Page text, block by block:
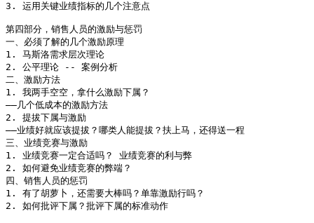
3. 运用关键业绩指标的几个注意点
第四部分，销售人员的激励与惩罚
一、必须了解的几个激励原理
1. 马斯洛需求层次理论
2. 公平理论 -- 案例分析
二、激励方法
1. 我两手空空，拿什么激励下属？
――几个低成本的激励方法
2. 提拔下属与激励
――业绩好就应该提拔？哪类人能提拔？扶上马，还得送一程
三、业绩竞赛与激励
1. 业绩竞赛一定合适吗？ 业绩竞赛的利与弊
2. 如何避免业绩竞赛的弊端？
四、销售人员的惩罚
1. 有了胡萝卜，还需要大棒吗？单靠激励行吗？
2. 如何批评下属？批评下属的标准动作